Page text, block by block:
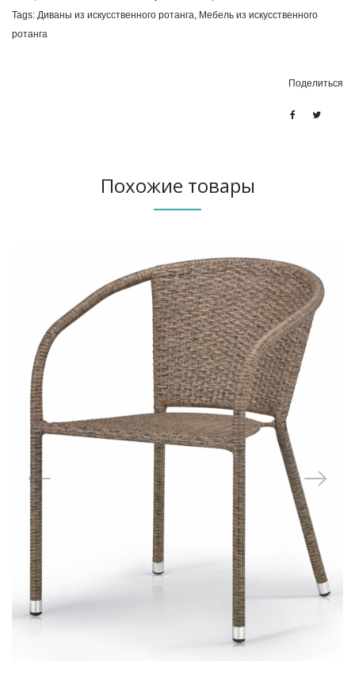
Tags: Диваны из искусственного ротанга, Мебель из искусственного
ротанга
Поделиться
Похожие товары